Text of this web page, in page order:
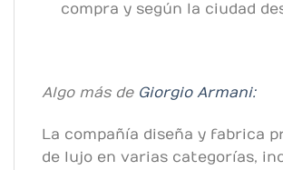
compra y según la ciudad
Algo más de Giorgio Armani:
La compañía diseña y fabrica
de lujo en varias categorías,